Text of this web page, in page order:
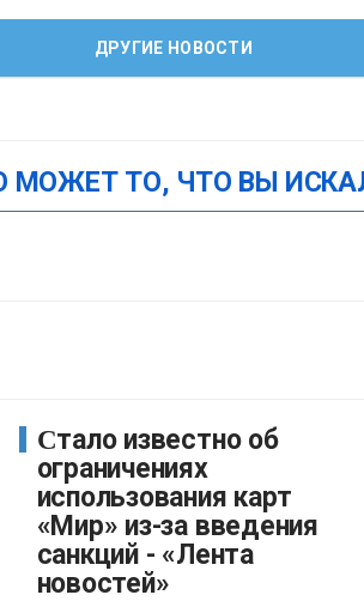
ДРУГИЕ НОВОСТИ
МОЖЕТ ТО, ЧТО ВЫ
Стало известно об
ограничениях
использования карт
«Мир» из-за введения
санкций - «Лента
новостей»